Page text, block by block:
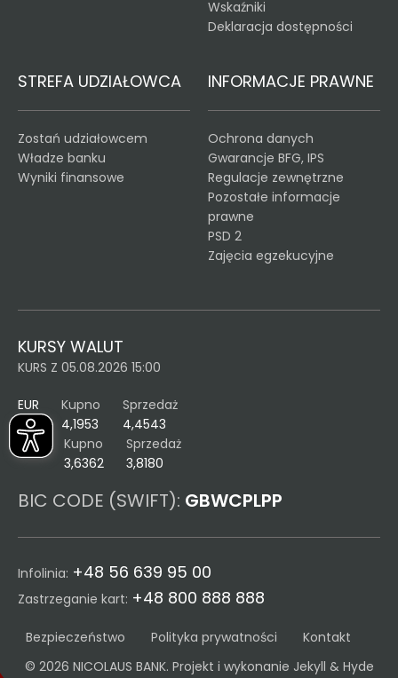
Wskaźniki
Deklaracja dostępności
STREFA UDZIAŁOWCA
Zostań udziałowcem
Władze banku
Wyniki finansowe
INFORMACJE PRAWNE
Ochrona danych
Gwarancje BFG, IPS
Regulacje zewnętrzne
Pozostałe informacje
prawne
PSD 2
Zajęcia egzekucyjne
KURSY WALUT
KURS Z 05.08.2026 15:00
EUR
Kupno
4,1953
Sprzedaż
4,4543
USD
Kupno
3,6362
Sprzedaż
3,8180
BIC CODE (SWIFT): GBWCPLPP
Infolinia: +48 56 639 95 00
Zastrzeganie kart: +48 800 888 888
Bezpieczeństwo Polityka prywatności
Kontakt
© 2026 NICOLAUS BANK. Projekt i wykonanie Jekyll & Hyde